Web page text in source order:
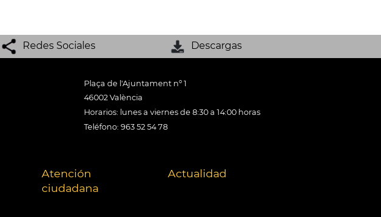
Redes Sociales Descargas
Plaça de l'Ajuntament nº 1
46002 València
Horarios: lunes a viernes de 8:30 a 14:00 horas
Teléfono: 963 52 54 78
Atención
ciudadana
Actualidad